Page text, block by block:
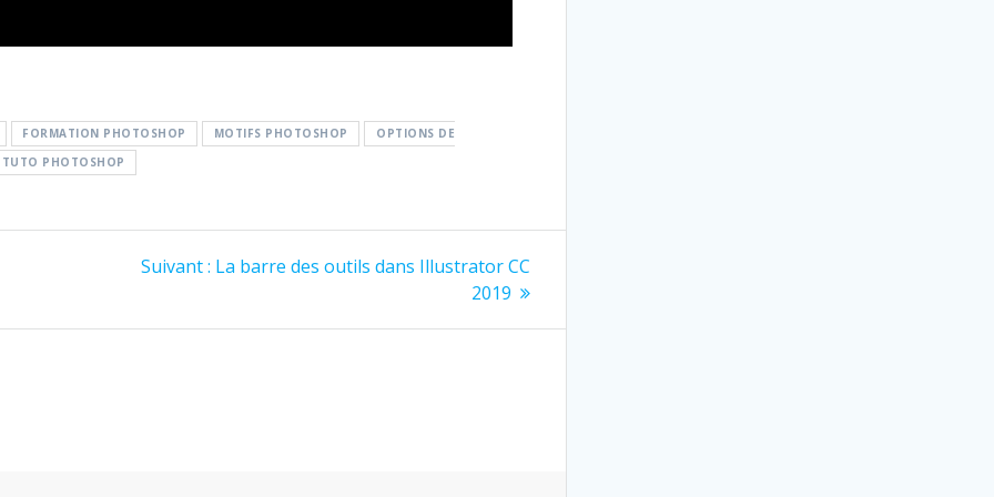
FORMATION PHOTOSHOP MOTIFS PHOTOSHOP
OPTIONS DE
TUTO PHOTOSHOP
Suivant : Article
La barre des outils dans Illustrator CC
2019